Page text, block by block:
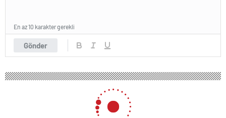
Gönder
En az 10 karakter gerekli